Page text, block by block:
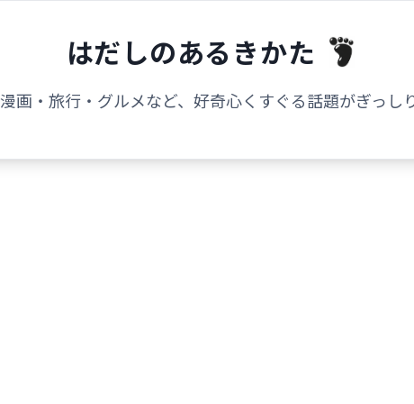
はだしのあるきかた
漫画・旅行・グルメなど、好奇心くすぐる話題がぎっし